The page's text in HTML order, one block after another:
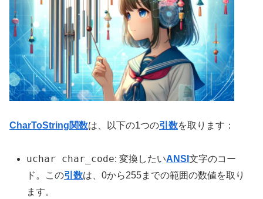
CharToString関数は、以下の1つの引数を取ります：
uchar char_code: 変換したいANSI文字のコー
ド。この引数は、0から255までの範囲の数値を取り
ます。